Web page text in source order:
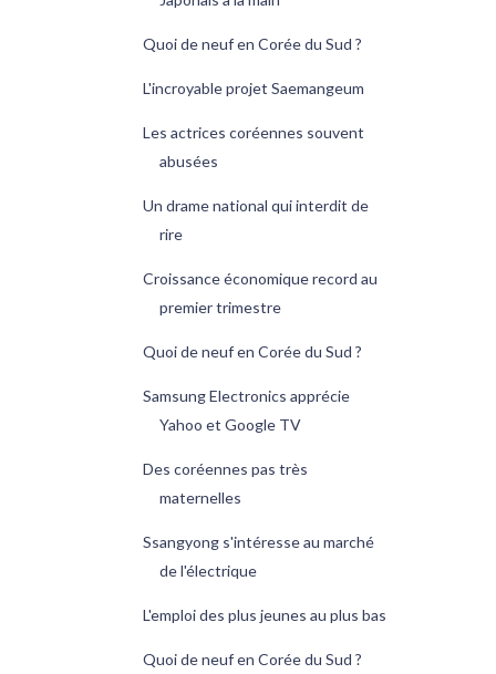
Quoi de neuf en Corée du Sud ?
L'incroyable projet Saemangeum
Les actrices coréennes souvent
abusées
Un drame national qui interdit de
rire
Croissance économique record au
premier trimestre
Quoi de neuf en Corée du Sud ?
Samsung Electronics apprécie
Yahoo et Google TV
Des coréennes pas très
maternelles
Ssangyong s'intéresse au marché
de l'électrique
L'emploi des plus jeunes au plus bas
Quoi de neuf en Corée du Sud ?